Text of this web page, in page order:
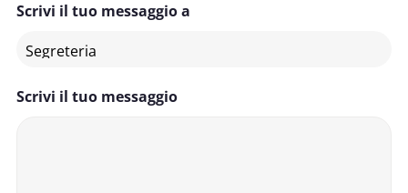
Scrivi il tuo messaggio a
Scrivi il tuo messaggio